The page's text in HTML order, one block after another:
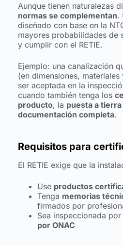
Aunque tienen naturalezas
normas se complementan.
diseñado con base en la
mayores probabilidades de
y cumplir con el RETIE.
Ejemplo: una canalización
(en dimensiones,
ser aceptada en la
cuando también tenga los
producto, la puesta a
documentación completa.
Requisitos para
El RETIE exige que la
Use productos
Tenga memorias
firmados por
Sea inspeccionada por
por ONAC